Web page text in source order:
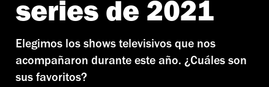
series de 2021
Elegimos los shows televisivos que nos
acompañaron durante este año. ¿Cuáles son
sus favoritos?